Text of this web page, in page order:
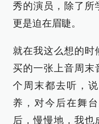
秀的演员，除了所
更是迫在眉睫。
就在我这么想的时
买的一张上音周末
个周末都去听，
养，对今后在舞
后，慢慢地，我也